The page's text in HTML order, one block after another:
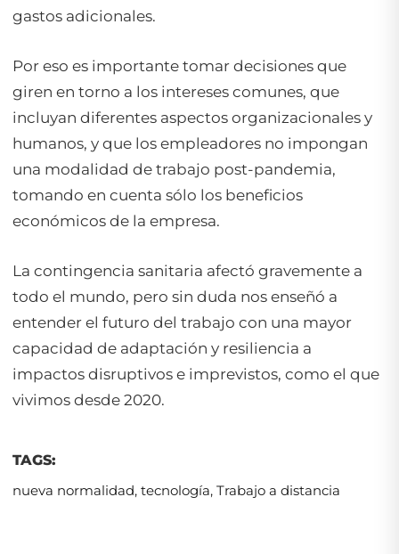
gastos adicionales.
Por eso es importante tomar decisiones que
giren en torno a los intereses comunes, que
incluyan diferentes aspectos organizacionales y
humanos, y que los empleadores no impongan
una modalidad de trabajo post-pandemia,
tomando en cuenta sólo los beneficios
económicos de la empresa.
La contingencia sanitaria afectó gravemente a
todo el mundo, pero sin duda nos enseñó a
entender el futuro del trabajo con una mayor
capacidad de adaptación y resiliencia a
impactos disruptivos e imprevistos, como el que
vivimos desde 2020.
TAGS:
nueva normalidad, tecnología, Trabajo a distancia